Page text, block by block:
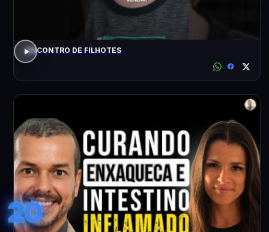
ENCONTRO DE FILHOTES
20